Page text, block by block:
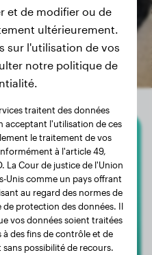
et de modifier ou de
ultérieurement.
sur l'utilisation de vos
notre politique de
traitent des données
acceptant l'utilisation de ces
le traitement de vos
à l'article 49,
La Cour de justice de l'Union
Unis comme un pays offrant
au regard des normes de
protection des données. Il
vos données soient traitées
des fins de contrôle et de
possibilité de recours.